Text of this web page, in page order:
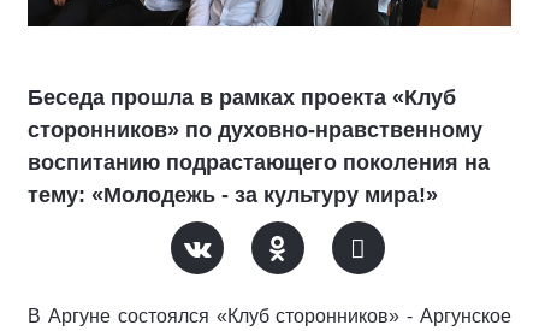
Беседа прошла в рамках проекта «Клуб
сторонников» по духовно-нравственному
воспитанию подрастающего поколения на
тему: «Молодежь - за культуру мира!»
В Аргуне состоялся «Клуб сторонников» - Аргунское